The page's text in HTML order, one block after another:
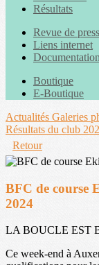
Résultats
Revue de
Liens internet
Documentation
Boutique
E-Boutique
Actualités Galeries
Résultats du club
Retour
BFC de course
2024
LA BOUCLE EST
Ce week-end à